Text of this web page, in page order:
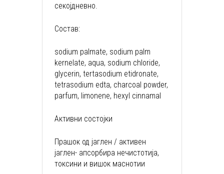
секојдневно.
Состав:
sodium palmate, sodium palm
kernelate, aqua, sodium chloride,
glycerin, tertasodium etidronate,
tetrasodium edta, charcoal powder,
parfum, limonene, hexyl cinnamal
Активни состојки
Прашок од јаглен / активен
јаглен- апсорбира нечистотија,
токсини и вишок маснотии